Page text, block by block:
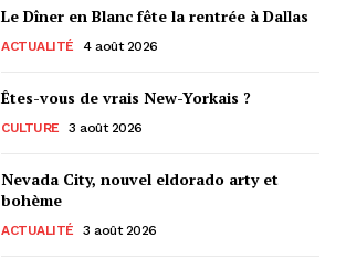
Le Dîner en Blanc fête la rentrée à Dallas
ACTUALITÉ 4 août 2026
Êtes-vous de vrais New-Yorkais ?
CULTURE 3 août 2026
Nevada City, nouvel eldorado arty et
bohème
ACTUALITÉ 3 août 2026